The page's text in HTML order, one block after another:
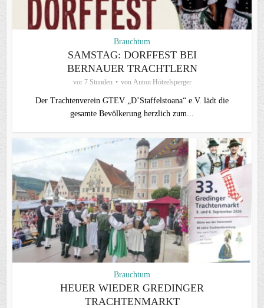
Brauchtum
SAMSTAG: DORFFEST BEI
BERNAUER TRACHTLERN
vor 7 Stunden von Anton Hötzelsperger
Der Trachtenverein GTEV „D’Staffelstoana“ e.V. lädt die
gesamte Bevölkerung herzlich zum...
Brauchtum
HEUER WIEDER GREDINGER
TRACHTENMARKT